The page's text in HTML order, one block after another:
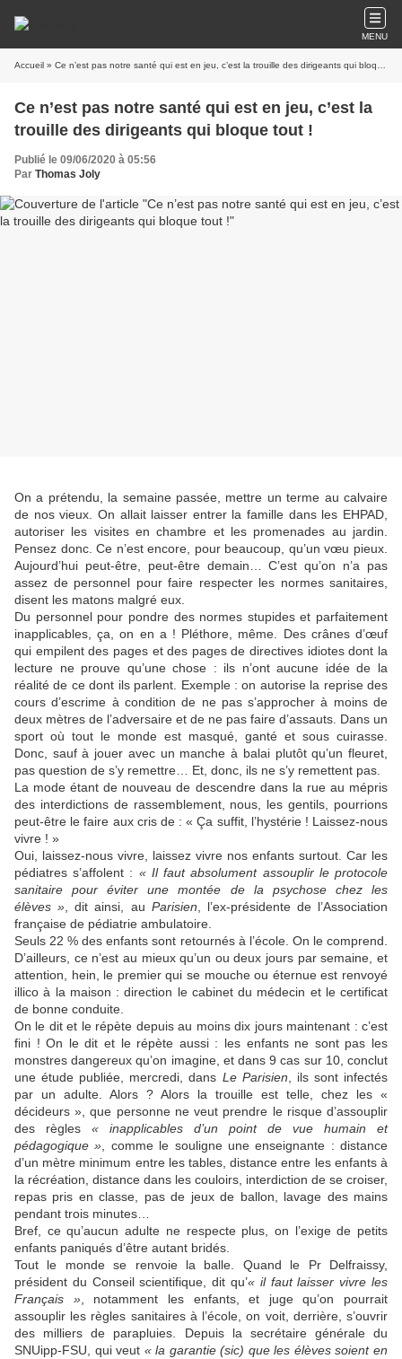
MENU
Accueil » Ce n’est pas notre santé qui est en jeu, c’est la trouille des dirigeants qui bloque tout !
Ce n’est pas notre santé qui est en jeu, c’est la
trouille des dirigeants qui bloque tout !
Publié le 09/06/2020 à 05:56
Par Thomas Joly
On a prétendu, la semaine passée, mettre un terme au calvaire
de nos vieux. On allait laisser entrer la famille dans les EHPAD,
autoriser les visites en chambre et les promenades au jardin.
Pensez donc. Ce n’est encore, pour beaucoup, qu’un vœu pieux.
Aujourd’hui peut-être, peut-être demain… C’est qu’on n’a pas
assez de personnel pour faire respecter les normes sanitaires,
disent les matons malgré eux.
Du personnel pour pondre des normes stupides et parfaitement
inapplicables, ça, on en a ! Pléthore, même. Des crânes d’œuf
qui empilent des pages et des pages de directives idiotes dont la
lecture ne prouve qu’une chose : ils n’ont aucune idée de la
réalité de ce dont ils parlent. Exemple : on autorise la reprise des
cours d’escrime à condition de ne pas s’approcher à moins de
deux mètres de l’adversaire et de ne pas faire d’assauts. Dans un
sport où tout le monde est masqué, ganté et sous cuirasse.
Donc, sauf à jouer avec un manche à balai plutôt qu’un fleuret,
pas question de s’y remettre… Et, donc, ils ne s’y remettent pas.
La mode étant de nouveau de descendre dans la rue au mépris
des interdictions de rassemblement, nous, les gentils, pourrions
peut-être le faire aux cris de : « Ça suffit, l’hystérie ! Laissez-nous
vivre ! »
Oui, laissez-nous vivre, laissez vivre nos enfants surtout. Car les
pédiatres s’affolent : « Il faut absolument assouplir le protocole
sanitaire pour éviter une montée de la psychose chez les
élèves » , dit ainsi, au Parisien , l’ex-présidente de l’Association
française de pédiatrie ambulatoire.
Seuls 22 % des enfants sont retournés à l’école. On le comprend.
D’ailleurs, ce n’est au mieux qu’un ou deux jours par semaine, et
attention, hein, le premier qui se mouche ou éternue est renvoyé
illico à la maison : direction le cabinet du médecin et le certificat
de bonne conduite.
On le dit et le répète depuis au moins dix jours maintenant : c’est
fini ! On le dit et le répète aussi : les enfants ne sont pas les
monstres dangereux qu’on imagine, et dans 9 cas sur 10, conclut
une étude publiée, mercredi, dans Le Parisien , ils sont infectés
par un adulte. Alors ? Alors la trouille est telle, chez les «
décideurs », que personne ne veut prendre le risque d’assouplir
des règles « inapplicables d’un point de vue humain et
pédagogique » , comme le souligne une enseignante : distance
d’un mètre minimum entre les tables, distance entre les enfants à
la récréation, distance dans les couloirs, interdiction de se croiser,
repas pris en classe, pas de jeux de ballon, lavage des mains
pendant trois minutes…
Bref, ce qu’aucun adulte ne respecte plus, on l’exige de petits
enfants paniqués d’être autant bridés.
Tout le monde se renvoie la balle. Quand le Pr Delfraissy,
président du Conseil scientifique, dit qu’« il faut laisser vivre les
Français », notamment les enfants, et juge qu’on pourrait
assouplir les règles sanitaires à l’école, on voit, derrière, s’ouvrir
des milliers de parapluies. Depuis la secrétaire générale du
SNUipp-FSU, qui veut « la garantie (sic) que les élèves soient en